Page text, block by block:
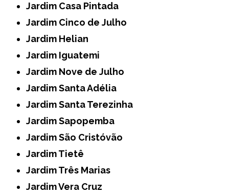
Jardim Casa Pintada
Jardim Cinco de Julho
Jardim Helian
Jardim Iguatemi
Jardim Nove de Julho
Jardim Santa Adélia
Jardim Santa Terezinha
Jardim Sapopemba
Jardim São Cristóvão
Jardim Tietê
Jardim Três Marias
Jardim Vera Cruz